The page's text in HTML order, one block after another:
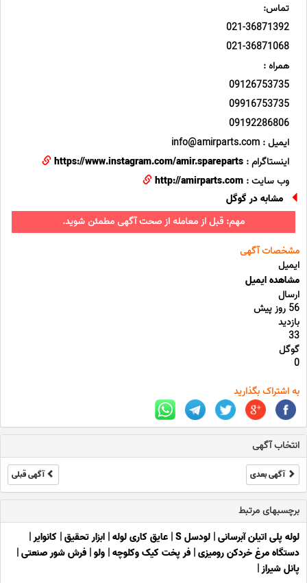
تماس:
021-36871392
021-36871068
همراه :
09126753735
09916753735
09192286806
ایمیل : info@amirparts.com
اینستاگرام : https://www.instagram.com/amir.spareparts
وب سایت : http://amirparts.com
مشابه در گوگل
مهم: قبل از معامله از صحت آگهی مطمئن شوید.
مشخصات آگهی
ایمیل
مشاهده ایمیل
ارسال
56 روز پیش
بازدید
33
گوگل
0
به اشتراک بگذارید
انتخاب آگهی
آگهی بعدی آگهی قبلی
برچسبهای مرتبط
لوله پلی اتیلن آبرسانی| لودسل S | عایق کاری لوله| ابزار تحقیق| کانوایر|
دستگاه مرغ خردکن رومیزی| فر پخت کیک وکلوچه| ولو| فرش شور صنعتی|
پانل شیراز|